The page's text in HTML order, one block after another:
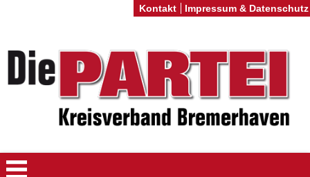
Kontakt Impressum & Datenschutz